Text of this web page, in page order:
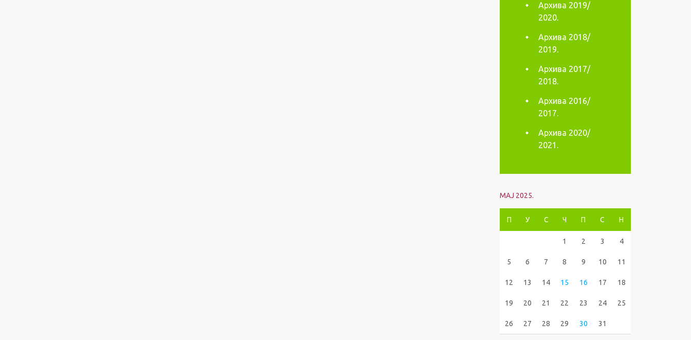
Архива 2019/
2020.
Архива 2018/
2019.
Архива 2017/
2018.
Архива 2016/
2017.
Архива 2020/
2021.
МАЈ 2025.
П У С Ч П С Н
1 2 3 4
5 6 7 8 9 10 11
12 13 14 15 16 17 18
19 20 21 22 23 24 25
26 27 28 29 30 31